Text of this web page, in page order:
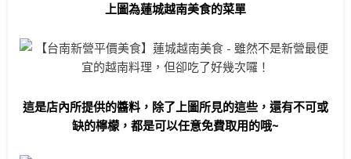
上圖為蓮城越南美食的菜單
這是店內所提供的醬料，除了上圖所見的這些，還有不可或
缺的檸檬，都是可以任意免費取用的哦~